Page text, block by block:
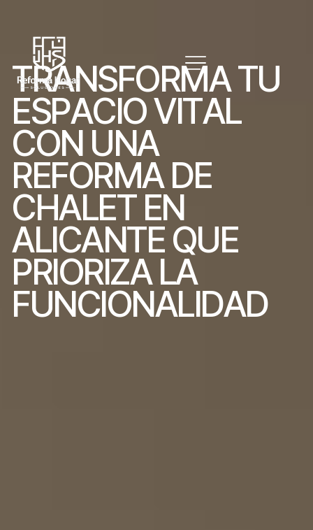
TRANSFORMATU
ESPACIOVITAL
CON UNA
REFORMA DE
CHALET EN
ALICANTE QUE
PRIORIZA LA
FUNCIONALIDAD